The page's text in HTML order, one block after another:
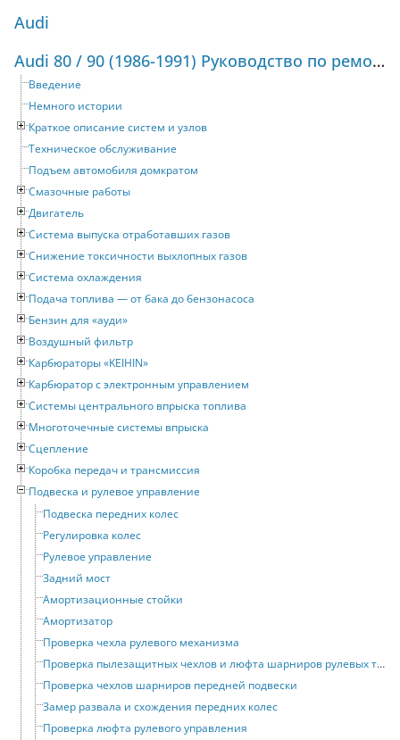
Audi
Audi 80 / 90 (1986-1991) Руководство по ремонту и техническому обслуживанию
Введение
Немного истории
Краткое описание систем и узлов
Техническое обслуживание
Подъем автомобиля домкратом
Смазочные работы
Двигатель
Система выпуска отработавших газов
Снижение токсичности выхлопных газов
Система охлаждения
Подача топлива — от бака до бензонасоса
Бензин для «ауди»
Воздушный фильтр
Карбюраторы «KEIHIN»
Карбюратор с электронным управлением
Системы центрального впрыска топлива
Многоточечные системы впрыска
Сцепление
Коробка передач и трансмиссия
Подвеска и рулевое управление
Подвеска передних колес
Регулировка колес
Рулевое управление
Задний мост
Амортизационные стойки
Амортизатор
Проверка чехла рулевого механизма
Проверка пылезащитных чехлов и люфта шарниров рулевых тяг
Проверка чехлов шарниров передней подвески
Замер развала и схождения передних колес
Проверка люфта рулевого управления